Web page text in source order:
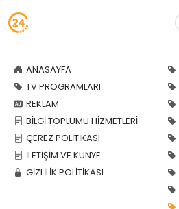
ANASAYFA
TV PROGRAMLARI
REKLAM
BİLGİ TOPLUMU HİZMETLERİ
ÇEREZ POLİTİKASI
İLETİŞİM VE KÜNYE
GİZLİLİK POLİTİKASI